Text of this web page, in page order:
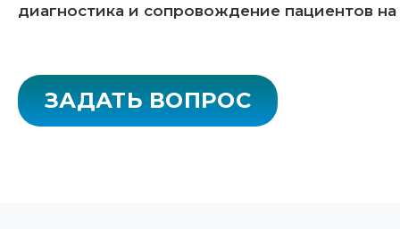
диагностика и сопровождение пациентов на
ЗАДАТЬ ВОПРОС